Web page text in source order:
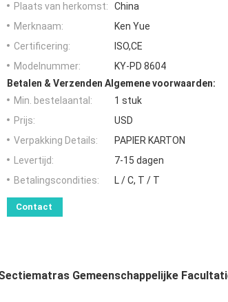
Plaats van herkomst:
China
Merknaam:
Ken Yue
Certificering:
ISO,CE
Modelnummer:
KY-PD 8604
Betalen & Verzenden Algemene voorwaarden:
Min. bestelaantal:
1 stuk
Prijs:
USD
Verpakking Details:
PAPIER KARTON
Levertijd:
7-15 dagen
Betalingscondities:
L / C, T / T
Contact
Gemeenschappelijke